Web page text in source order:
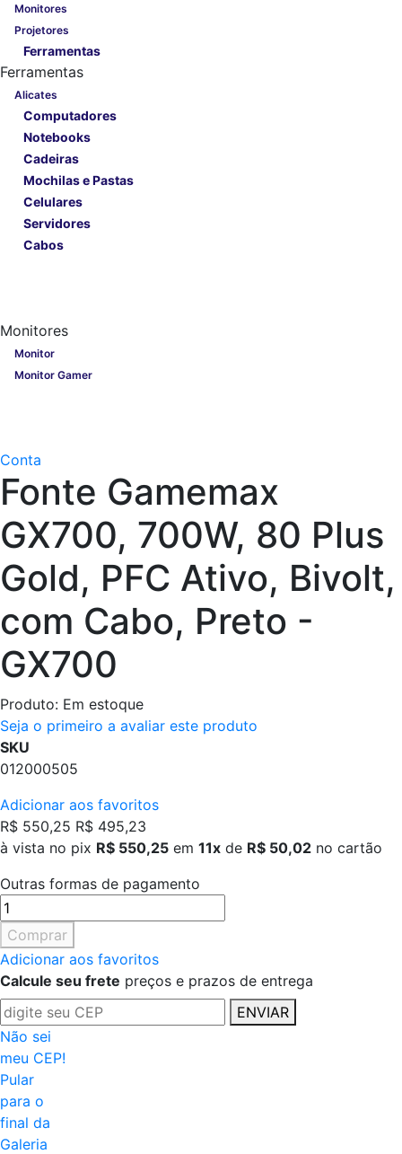
Monitores
Projetores
Ferramentas
Ferramentas
Alicates
Computadores
Notebooks
Cadeiras
Mochilas e Pastas
Celulares
Servidores
Cabos
Monitores
Monitor
Monitor Gamer
Conta
Fonte Gamemax
GX700, 700W, 80 Plus
Gold, PFC Ativo, Bivolt,
com Cabo, Preto -
GX700
Produto: Em estoque
Seja o primeiro a avaliar este produto
SKU
012000505
Adicionar aos favoritos
R$ 550,25 R$ 495,23
à vista no pix R$ 550,25 em 11x de R$ 50,02 no cartão
Outras formas de pagamento
Comprar
Adicionar aos favoritos
Calcule seu frete preços e prazos de entrega
ENVIAR
Não sei
meu CEP!
Pular
para o
final da
Galeria